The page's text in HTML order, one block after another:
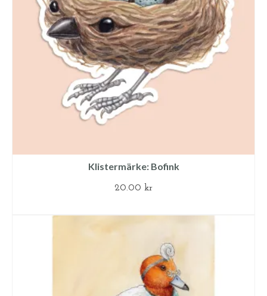
Klistermärke: Bofink
20.00 kr